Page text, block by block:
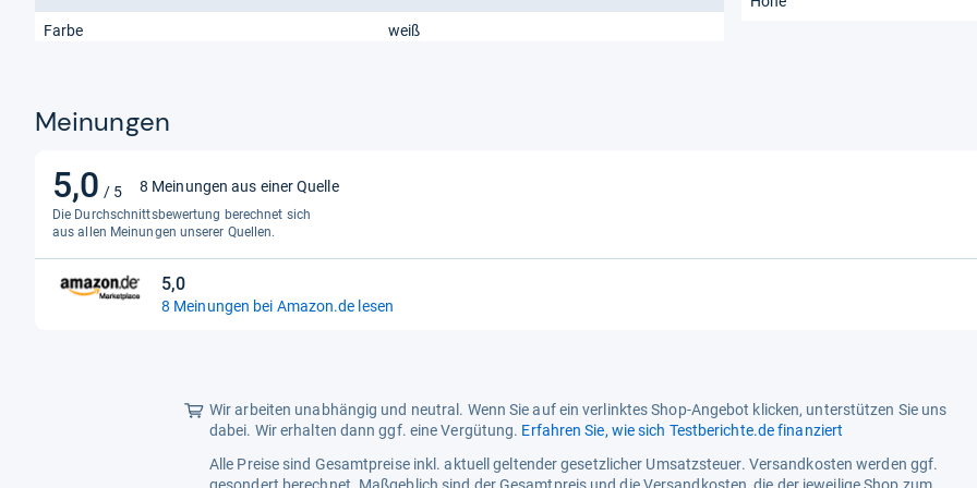
Farbe weiß
Meinungen
5,0 / 5
5,0
von
5
Sternen
8 Meinungen aus einer Quelle
Die Durchschnittsbewertung berechnet sich
aus allen Meinungen unserer Quellen.
5,0
5,0
von
8 Meinungen bei Amazon.de lesen
Wir arbeiten unabhängig und neutral. Wenn Sie auf ein verlinktes Shop-Angebot klicken, unterstützen Sie uns
dabei. Wir erhalten dann ggf. eine Vergütung. Erfahren Sie, wie sich Testberichte.de finanziert
Alle Preise sind Gesamtpreise inkl. aktuell geltender gesetzlicher Umsatzsteuer. Versandkosten werden ggf.